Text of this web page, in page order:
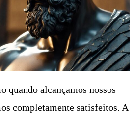
quando alcançamos nossos
completamente satisfeitos. A